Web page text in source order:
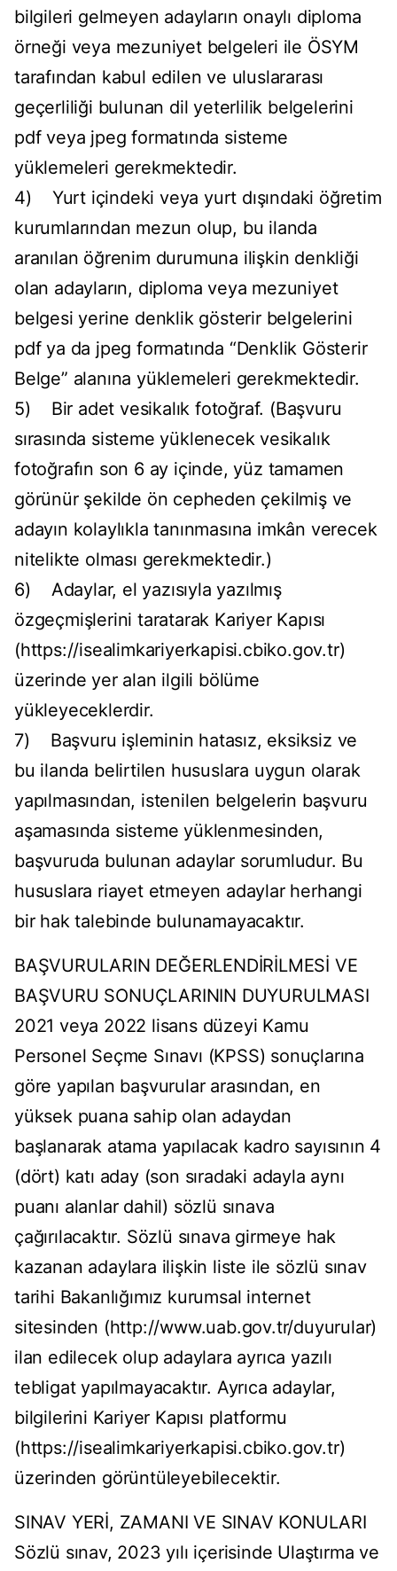
bilgileri gelmeyen adayların onaylı diploma
örneği veya mezuniyet belgeleri ile ÖSYM
tarafından kabul edilen ve uluslararası
geçerliliği bulunan dil yeterlilik belgelerini
pdf veya jpeg formatında sisteme
yüklemeleri gerekmektedir.
4) Yurt içindeki veya yurt dışındaki öğretim
kurumlarından mezun olup, bu ilanda
aranılan öğrenim durumuna ilişkin denkliği
olan adayların, diploma veya mezuniyet
belgesi yerine denklik gösterir belgelerini
pdf ya da jpeg formatında “Denklik Gösterir
Belge” alanına yüklemeleri gerekmektedir.
5) Bir adet vesikalık fotoğraf. (Başvuru
sırasında sisteme yüklenecek vesikalık
fotoğrafın son 6 ay içinde, yüz tamamen
görünür şekilde ön cepheden çekilmiş ve
adayın kolaylıkla tanınmasına imkân verecek
nitelikte olması gerekmektedir.)
6) Adaylar, el yazısıyla yazılmış
özgeçmişlerini taratarak Kariyer Kapısı
(https://isealimkariyerkapisi.cbiko.gov.tr)
üzerinde yer alan ilgili bölüme
yükleyeceklerdir.
7) Başvuru işleminin hatasız, eksiksiz ve
bu ilanda belirtilen hususlara uygun olarak
yapılmasından, istenilen belgelerin başvuru
aşamasında sisteme yüklenmesinden,
başvuruda bulunan adaylar sorumludur. Bu
hususlara riayet etmeyen adaylar herhangi
bir hak talebinde bulunamayacaktır.
BAŞVURULARIN DEĞERLENDİRİLMESİ VE
BAŞVURU SONUÇLARININ DUYURULMASI
2021 veya 2022 lisans düzeyi Kamu
Personel Seçme Sınavı (KPSS) sonuçlarına
göre yapılan başvurular arasından, en
yüksek puana sahip olan adaydan
başlanarak atama yapılacak kadro sayısının 4
(dört) katı aday (son sıradaki adayla aynı
puanı alanlar dahil) sözlü sınava
çağırılacaktır. Sözlü sınava girmeye hak
kazanan adaylara ilişkin liste ile sözlü sınav
tarihi Bakanlığımız kurumsal internet
sitesinden (http://www.uab.gov.tr/duyurular)
ilan edilecek olup adaylara ayrıca yazılı
tebligat yapılmayacaktır. Ayrıca adaylar,
bilgilerini Kariyer Kapısı platformu
(https://isealimkariyerkapisi.cbiko.gov.tr)
üzerinden görüntüleyebilecektir.
SINAV YERİ, ZAMANI VE SINAV KONULARI
Sözlü sınav, 2023 yılı içerisinde Ulaştırma ve